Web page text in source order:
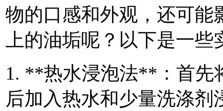
物的口感和外观，还可
上的油垢呢？以下是一
1. **热水浸泡法**：首先
后加入热水和少量洗涤